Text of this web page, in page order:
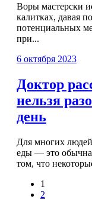
Воры мастерски
калитках, давая
потенциальных
при...
6 октября 2023
Доктор
нельзя
день
Для многих
еды — это
том, что
1
2